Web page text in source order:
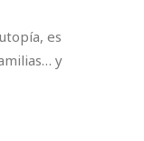
es
y